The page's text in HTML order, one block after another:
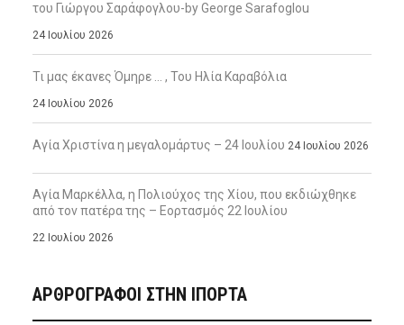
του Γιώργου Σαράφογλου-by George Sarafoglou
24 Ιουλίου 2026
Τι μας έκανες Όμηρε … , Του Ηλία Καραβόλια
24 Ιουλίου 2026
Αγία Χριστίνα η μεγαλομάρτυς – 24 Ιουλίου 24 Ιουλίου 2026
Αγία Μαρκέλλα, η Πολιούχος της Χίου, που εκδιώχθηκε
από τον πατέρα της – Εορτασμός 22 Ιουλίου
22 Ιουλίου 2026
ΑΡΘΡΟΓΡΑΦΟΙ ΣΤΗΝ IΠΟΡΤΑ